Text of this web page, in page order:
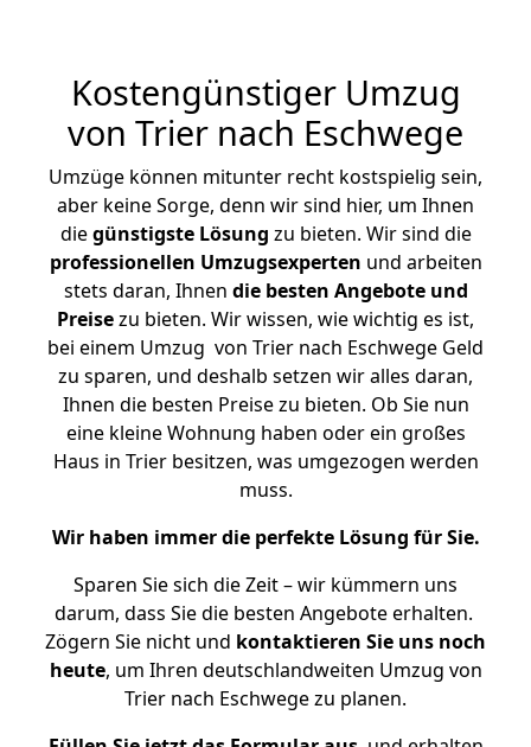
Kostengünstiger Umzug
von Trier nach Eschwege
Umzüge können mitunter recht kostspielig sein,
aber keine Sorge, denn wir sind hier, um Ihnen
diegünstigste Lösung zu bieten. Wir sind die
professionellen Umzugsexperten und arbeiten
stets daran, Ihnen die besten Angebote und
Preisezu bieten. Wir wissen, wie wichtig es ist,
bei einem Umzug von Trier nach Eschwege Geld
zu sparen, und deshalb setzen wir alles daran,
Ihnen die besten Preise zu bieten. Ob Sie nun
eine kleine Wohnung haben oder ein großes
Haus in Trier besitzen, was umgezogen werden
muss.
Wir haben immer die perfekte Lösung für Sie.
Sparen Sie sich die Zeit – wir kümmern uns
darum, dass Sie die besten Angebote erhalten.
Zögern Sie nicht und kontaktieren Sie uns noch
heute, um Ihren deutschlandweiten Umzug von
Trier nach Eschwege zu planen.